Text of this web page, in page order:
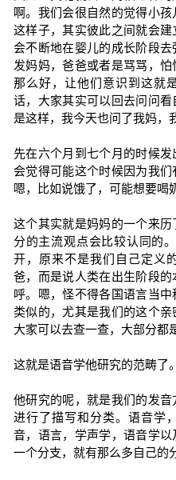
啊。我们会很自然的觉得小
这样子，其实彼此之间就会
会不断地在婴儿的成长阶段
发妈妈，爸爸或者是骂骂，怕
那么好，让他们意识到这就
话，大家其实可以回去问问
是这样，我今天也问了我妈，
先在六个月到七个月的时候
会觉得可能这个时候因为我们
嗯，比如说饿了，可能想要喝
这个其实就是妈妈的一个来
分的主流观点会比较认同的
开，原来不是我们自己定义
爸，而是说人类在出生阶段
呼。嗯，怪不得各国语言当
类似的，尤其是我们的这个
大家可以去查一查，大部分都
这就是语音学他研究的范畴了。
他研究的呢，就是我们的发
进行了描写和分类。语音学
音，语言，学声学，语音学
一个分支，就有那么多自己的